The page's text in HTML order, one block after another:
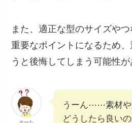
また、適正な型のサイズや
重要なポイントになるため
うと後悔してしまう可能性が
うーん⋯⋯素材や
どうしたら良い